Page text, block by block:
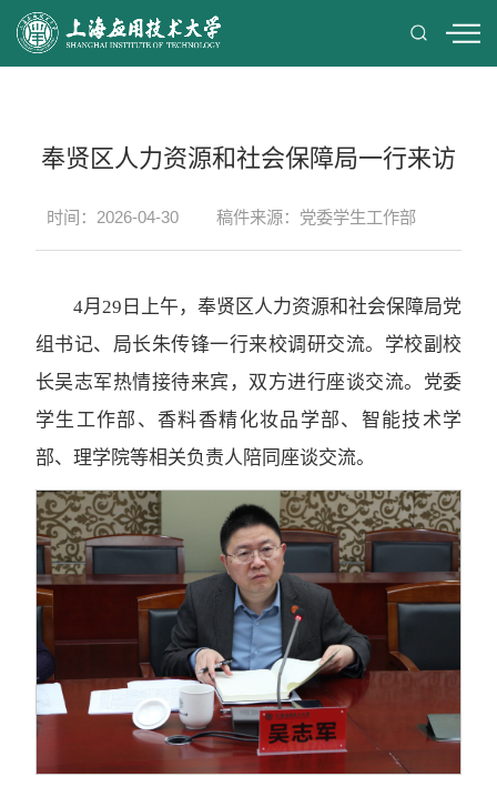
奉贤区人力资源和社会保障局一行来访
时间：2026-04-30 稿件来源：党委学生工作部
4月29日上午，奉贤区人力资源和社会保障局党
组书记、局长朱传锋一行来校调研交流。学校副校
长吴志军热情接待来宾，双方进行座谈交流。 党委
学生工作部、香料香精化妆品学部、智能技术学
部、理学院等相关负责人陪同座谈交流。